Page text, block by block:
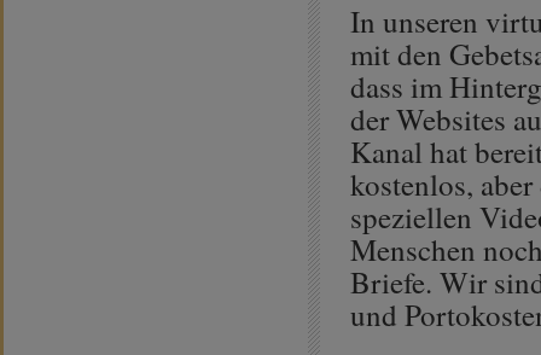
In unseren
mit den
dass im
der Websites
Kanal hat
kostenlos,
speziellen
Menschen
Briefe. Wir
und